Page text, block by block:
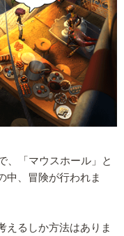
、「マウスホール」と
中、冒険が行われま
えるしか方法はありま